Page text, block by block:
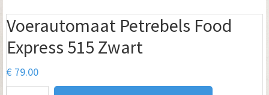
Voerautomaat Petrebels Food
Express 515 Zwart
€ 79.00